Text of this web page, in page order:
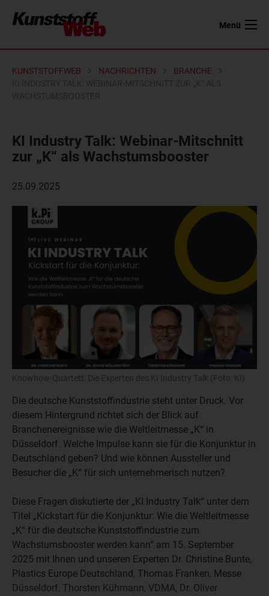
Menü
KUNSTSTOFFWEB NACHRICHTEN
BRANCHE
KI Industry Talk: Webinar-Mitschnitt
zur „K“ als Wachstumsbooster
25.09.2025
Knowhow-Quartett: Die Experten des KI Industry Talk (Foto: KI)
Die deutsche Kunststoffindustrie steht unter Druck. Vor
diesem Hintergrund richtet sich der Blick auf
Branchenereignisse wie die Weltleitmesse „K“ in
Düsseldorf. Welche Impulse kann sie für die Konjunktur in
Deutschland geben? Und wie können Aussteller und
Besucher die „K“ für sich unternehmerisch nutzen?
Diese Fragen diskutierte der „KI Industry Talk“ unter dem
Titel „Kickstart für die Konjunktur: Wie die Weltleitmesse
„K“ für die deutsche Kunststoffindustrie zum
Wachstumsbooster werden kann“ am 15. September
2025 mit Ihnen und unseren Experten Dr. Christine Bunte,
Plastics Europe Deutschland, Thomas Franken, Messe
Düsseldorf, Thorsten Kühmann, VDMA, Dr. Oliver